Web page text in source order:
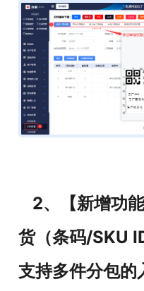
2、【新增功
货（条码/SKU
支持多件分包的